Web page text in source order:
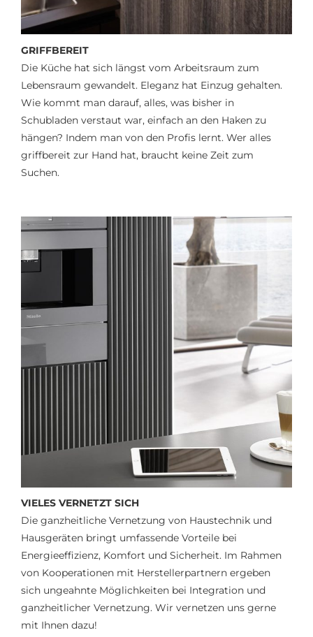
GRIFFBEREIT
Die Küche hat sich längst vom Arbeitsraum zum
Lebensraum gewandelt. Eleganz hat Einzug gehalten.
Wie kommt man darauf, alles, was bisher in
Schubladen verstaut war, einfach an den Haken zu
hängen? Indem man von den Profis lernt. Wer alles
griffbereit zur Hand hat, braucht keine Zeit zum
Suchen.
VIELES VERNETZT SICH
Die ganzheitliche Vernetzung von Haustechnik und
Hausgeräten bringt umfassende Vorteile bei
Energieeffizienz, Komfort und Sicherheit. Im Rahmen
von Kooperationen mit Herstellerpartnern ergeben
sich ungeahnte Möglichkeiten bei Integration und
ganzheitlicher Vernetzung. Wir vernetzen uns gerne
mit Ihnen dazu!